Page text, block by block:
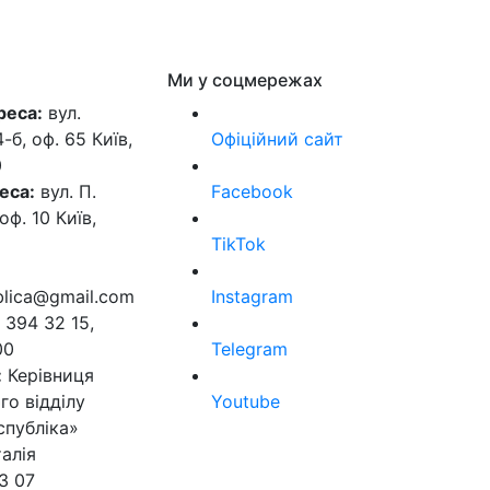
вул.
б, оф. 65 Київ,
вул. П.
10 Київ,
32 15,
Керівниця
відділу
07
Ми у соцмережах
Офіційний сайт
Facebook
TikTok
Instagram
Telegram
Youtube